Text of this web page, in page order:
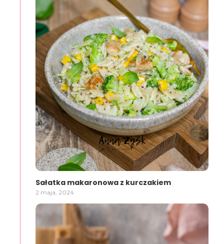
Sałatka makaronowa z kurczakiem
2 maja, 2024